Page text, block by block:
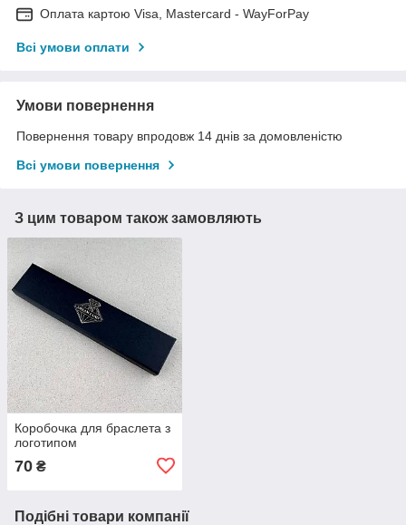
Оплата картою Visa, Mastercard - WayForPay
Всі умови оплати
Умови повернення
Повернення товару впродовж 14 днів за домовленістю
Всі умови повернення
З цим товаром також замовляють
Коробочка для браслета з
логотипом
70 ₴
Подібні товари компанії